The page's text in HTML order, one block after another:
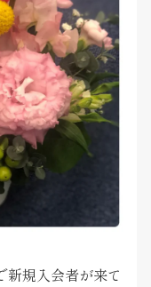
新規入会者が来て